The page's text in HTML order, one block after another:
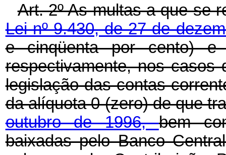
Art. 2º As multas a que se
Lei nº 9.430, de 27 de
e cinqüenta por cento) e
respectivamente, nos casos
legislação das contas
da alíquota 0 (zero) de que
outubro de 1996,bem
baixadas pelo Banco